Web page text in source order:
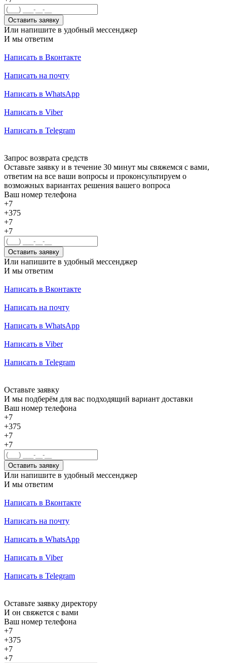
Оставить заявку
Или напишите в удобный мессенджер
И мы ответим
Написать в Вконтакте
Написать на почту
Написать в WhatsApp
Написать в Viber
Написать в Telegram
Запрос возврата средств
Оставьте заявку и в течение 30 минут мы свяжемся с вами,
ответим на все ваши вопросы и проконсультируем о
возможных вариантах решения вашего вопроса
Ваш номер телефона
+7
+375
+7
+7
Оставить заявку
Или напишите в удобный мессенджер
И мы ответим
Написать в Вконтакте
Написать на почту
Написать в WhatsApp
Написать в Viber
Написать в Telegram
Оставьте заявку
И мы подберём для вас подходящий вариант доставки
Ваш номер телефона
+7
+375
+7
+7
Оставить заявку
Или напишите в удобный мессенджер
И мы ответим
Написать в Вконтакте
Написать на почту
Написать в WhatsApp
Написать в Viber
Написать в Telegram
Оставьте заявку директору
И он свяжется с вами
Ваш номер телефона
+7
+375
+7
+7